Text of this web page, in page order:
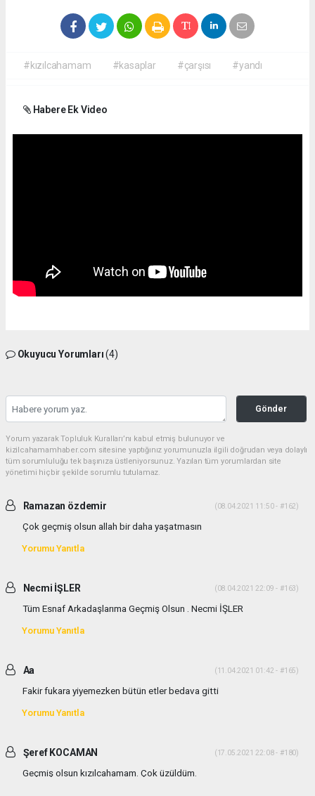
#kızılcahamam #kasaplar #çarşısı #yandı
Habere Ek Video
Okuyucu Yorumları(4)
Gönder
Yorum yazarak Topluluk Kuralları’nı kabul etmiş bulunuyor ve
kizilcahamamhaber.com sitesine yaptığınız yorumunuzla ilgili doğrudan veya dolaylı
tüm sorumluluğu tek başınıza üstleniyorsunuz. Yazılan tüm yorumlardan site
yönetimi hiçbir şekilde sorumlu tutulamaz.
Ramazan özdemir (08.04.2021 11:50 - #162)
Çok geçmiş olsun allah bir daha yaşatmasın
Yorumu Yanıtla
Necmi İŞLER (08.04.2021 22:09 - #163)
Tüm Esnaf Arkadaşlarıma Geçmiş Olsun . Necmi İŞLER
Yorumu Yanıtla
Aa (11.04.2021 01:42 - #165)
Fakir fukara yiyemezken bütün etler bedava gitti
Yorumu Yanıtla
Şeref KOCAMAN (17.05.2021 22:08 - #180)
Geçmiş olsun kızılcahamam. Çok üzüldüm.